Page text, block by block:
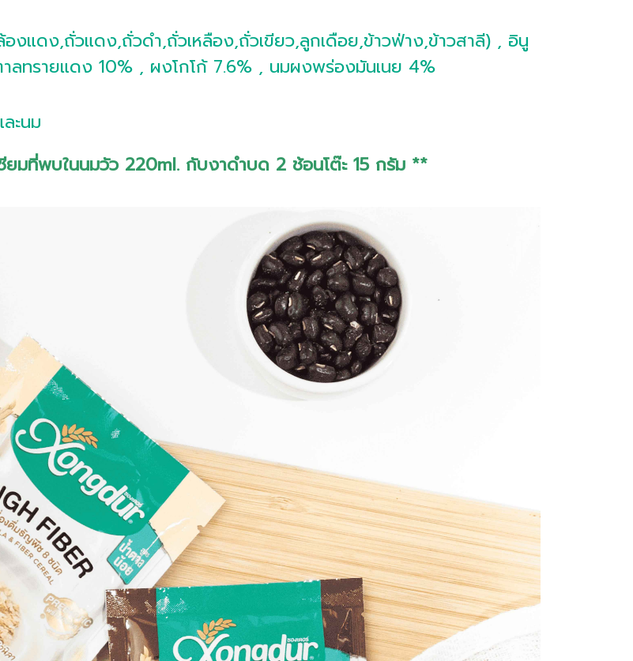
แดง,ถั่วแดง,ถั่วดำ,ถั่วเหลือง,ถั่วเขียว,ลูกเดือย,ข้าวฟ่าง,ข้าวสาลี) , อินู
ลทรายแดง 10% , ผงโกโก้ 7.6% , นมผงพร่องมันเนย 4%
ะนม
ยมที่พบในนมวัว 220ml. กับงาดำบด 2 ช้อนโต๊ะ 15 กรัม **